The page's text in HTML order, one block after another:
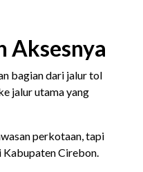
Aksesnya
bagian dari jalur tol
jalur utama yang
perkotaan, tapi
Kabupaten Cirebon.